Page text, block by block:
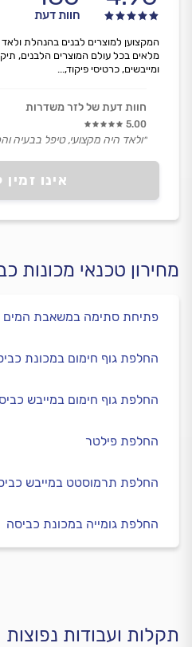
חוות דעת
אינו
המקצוען למוצרים לבנים בהנהלת
מלאים בכל עולם המוצרים הלבנים,
ומייבשים, כרטיסי פיקוד,...
חוות דעת של לזר משדרות
5.00
״ולאד היה מקצועי, טיפל בבעיה
מחירון טכנאי מכונות
פתיחת סתימה במשאבת המים
החלפת גוף חימום במכונת
החלפת גוף חימום במייבש
החלפת פילטר
החלפת תרמוסטט במייבש
החלפת גומייה במכונת כביסה
תקלות ועבודות נפוצות